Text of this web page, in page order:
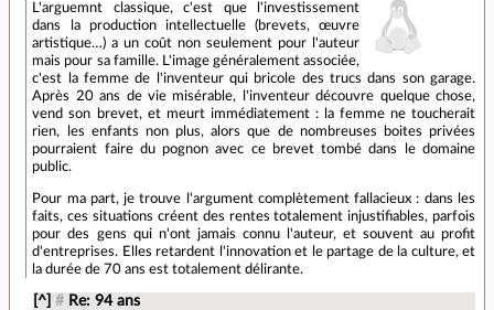
L'arguemnt classique, c'est que l'investissement
dans la production intellectuelle (brevets, œuvre
artistique…) a un coût non seulement pour l'auteur
mais pour sa famille. L'image généralement associée,
c'est la femme de l'inventeur qui bricole des trucs dans son garage.
Après 20 ans de vie misérable, l'inventeur découvre quelque chose,
vend son brevet, et meurt immédiatement : la femme ne toucherait
rien, les enfants non plus, alors que de nombreuses boites privées
pourraient faire du pognon avec ce brevet tombé dans le domaine
public.
Pour ma part, je trouve l'argument complètement fallacieux : dans les
faits, ces situations créent des rentes totalement injustifiables, parfois
pour des gens qui n'ont jamais connu l'auteur, et souvent au profit
d'entreprises. Elles retardent l'innovation et le partage de la culture, et
la durée de 70 ans est totalement délirante.
[^] # Re: 94 ans